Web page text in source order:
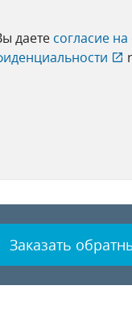
даете согласие
Заказать